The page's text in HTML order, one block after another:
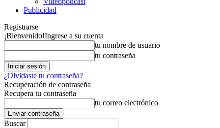
Publicidad
Registrarse
¡Bienvenido!Ingrese a su cuenta
tu nombre de usuario
tu contraseña
¿Olvidaste tu contraseña?
Recuperación de contraseña
Recupera tu contraseña
tu correo electrónico
Buscar